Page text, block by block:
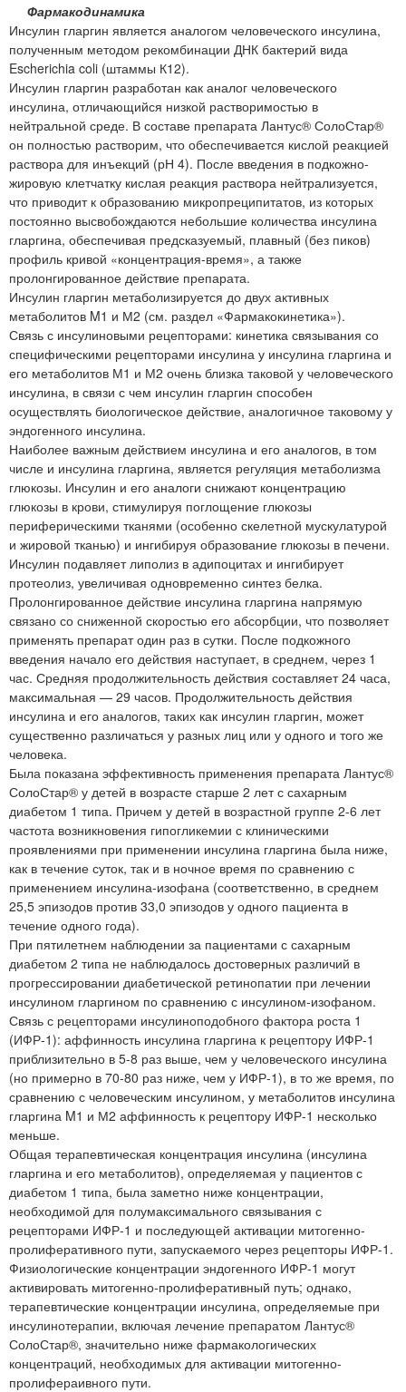
Фармакодинамика
Инсулин гларгин является аналогом человеческого инсулина,
полученным методом рекомбинации ДНК бактерий вида
Escherichia coli (штаммы К12).
Инсулин гларгин разработан как аналог человеческого
инсулина, отличающийся низкой растворимостью в
нейтральной среде. В составе препарата Лантус® СолоСтар®
он полностью растворим, что обеспечивается кислой реакцией
раствора для инъекций (рН 4). После введения в подкожно-
жировую клетчатку кислая реакция раствора нейтрализуется,
что приводит к образованию микропреципитатов, из которых
постоянно высвобождаются небольшие количества инсулина
гларгина, обеспечивая предсказуемый, плавный (без пиков)
профиль кривой «концентрация-время», а также
пролонгированное действие препарата.
Инсулин гларгин метаболизируется до двух активных
метаболитов M1 и М2 (см. раздел «Фармакокинетика»).
Связь с инсулиновыми рецепторами: кинетика связывания со
специфическими рецепторами инсулина у инсулина гларгина и
его метаболитов М1 и М2 очень близка таковой у человеческого
инсулина, в связи с чем инсулин гларгин способен
осуществлять биологическое действие, аналогичное таковому у
эндогенного инсулина.
Наиболее важным действием инсулина и его аналогов, в том
числе и инсулина гларгина, является регуляция метаболизма
глюкозы. Инсулин и его аналоги снижают концентрацию
глюкозы в крови, стимулируя поглощение глюкозы
периферическими тканями (особенно скелетной мускулатурой
и жировой тканью) и ингибируя образование глюкозы в печени.
Инсулин подавляет липолиз в адипоцитах и ингибирует
протеолиз, увеличивая одновременно синтез белка.
Пролонгированное действие инсулина гларгина напрямую
связано со сниженной скоростью его абсорбции, что позволяет
применять препарат один раз в сутки. После подкожного
введения начало его действия наступает, в среднем, через 1
час. Средняя продолжительность действия составляет 24 часа,
максимальная — 29 часов. Продолжительность действия
инсулина и его аналогов, таких как инсулин гларгин, может
существенно различаться у разных лиц или у одного и того же
человека.
Была показана эффективность применения препарата Лантус®
СолоСтар® у детей в возрасте старше 2 лет с сахарным
диабетом 1 типа. Причем у детей в возрастной группе 2-6 лет
частота возникновения гипогликемии с клиническими
проявлениями при применении инсулина гларгина была ниже,
как в течение суток, так и в ночное время по сравнению с
применением инсулина-изофана (соответственно, в среднем
25,5 эпизодов против 33,0 эпизодов у одного пациента в
течение одного года).
При пятилетнем наблюдении за пациентами с сахарным
диабетом 2 типа не наблюдалось достоверных различий в
прогрессировании диабетической ретинопатии при лечении
инсулином гларгином по сравнению с инсулином-изофаном.
Связь с рецепторами инсулиноподобного фактора роста 1
(ИФР-1): аффинность инсулина гларгина к рецептору ИФР-1
приблизительно в 5-8 раз выше, чем у человеческого инсулина
(но примерно в 70-80 раз ниже, чем у ИФР-1), в то же время, по
сравнению с человеческим инсулином, у метаболитов инсулина
гларгина M1 и М2 аффинность к рецептору ИФР-1 несколько
меньше.
Общая терапевтическая концентрация инсулина (инсулина
гларгина и его метаболитов), определяемая у пациентов с
диабетом 1 типа, была заметно ниже концентрации,
необходимой для полумаксимального связывания с
рецепторами ИФР-1 и последующей активации митогенно-
пролиферативного пути, запускаемого через рецепторы ИФР-1.
Физиологические концентрации эндогенного ИФР-1 могут
активировать митогенно-пролиферативный путь; однако,
терапевтические концентрации инсулина, определяемые при
инсулинотерапии, включая лечение препаратом Лантус®
СолоСтар®, значительно ниже фармакологических
концентраций, необходимых для активации митогенно-
пролифераивного пути.